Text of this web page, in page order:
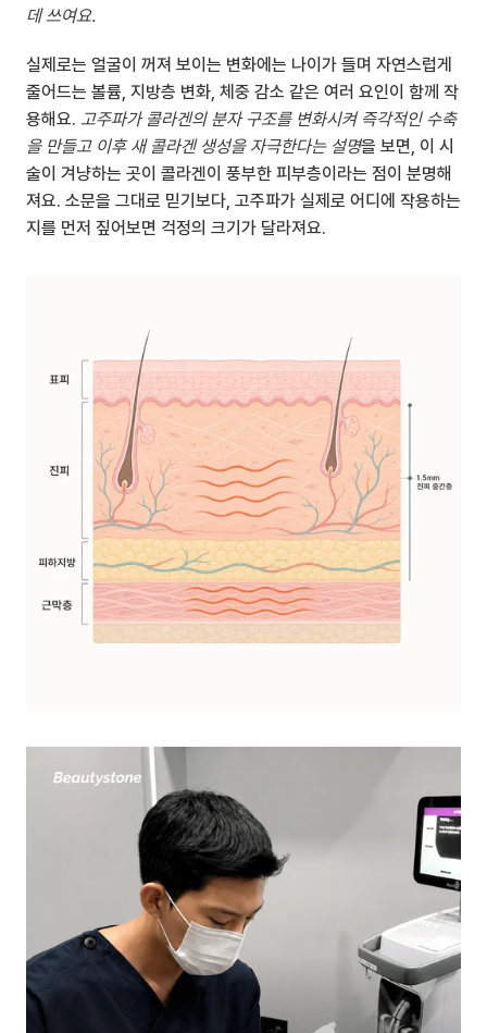
데 쓰여요.
실제로는 얼굴이 꺼져 보이는 변화에는 나이가 들며 자연스럽게
줄어드는 볼륨, 지방층 변화, 체중 감소 같은 여러 요인이 함께 작
용해요. 고주파가 콜라겐의 분자 구조를 변화시켜 즉각적인 수축
을 만들고 이후 새 콜라겐 생성을 자극한다는 설명을 보면, 이 시
술이 겨냥하는 곳이 콜라겐이 풍부한 피부층이라는 점이 분명해
져요. 소문을 그대로 믿기보다, 고주파가 실제로 어디에 작용하는
지를 먼저 짚어보면 걱정의 크기가 달라져요.